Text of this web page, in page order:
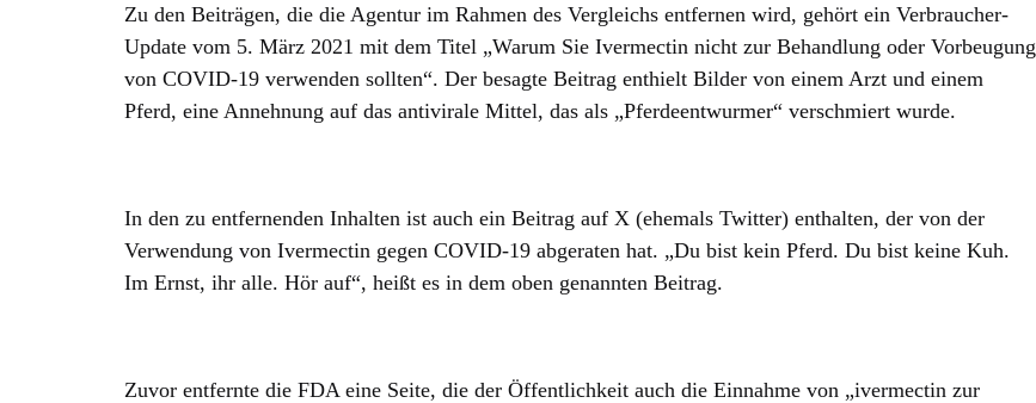
Zu den Beiträgen, die die Agentur im Rahmen des Vergleichs entfernen wird, gehört ein Verbraucher-
Update vom 5. März 2021 mit dem Titel „Warum Sie Ivermectin nicht zur Behandlung oder Vorbeugung
von COVID-19 verwenden sollten“. Der besagte Beitrag enthielt Bilder von einem Arzt und einem
Pferd, eine Annehnung auf das antivirale Mittel, das als „Pferdeentwurmer“ verschmiert wurde.
In den zu entfernenden Inhalten ist auch ein Beitrag auf X (ehemals Twitter) enthalten, der von der
Verwendung von Ivermectin gegen COVID-19 abgeraten hat. „Du bist kein Pferd. Du bist keine Kuh.
Im Ernst, ihr alle. Hör auf“, heißt es in dem oben genannten Beitrag.
Zuvor entfernte die FDA eine Seite, die der Öffentlichkeit auch die Einnahme von „ivermectin zur